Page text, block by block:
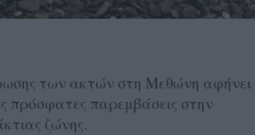
των ακτών στη Μεθώνη αφήνει
παρεμβάσεις στην
ζώνης.